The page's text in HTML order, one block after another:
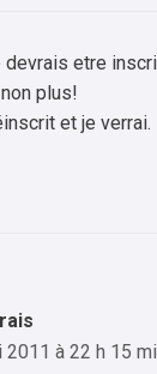
devrais etre
plus!
et je verrai.
2011 à 22 h 15